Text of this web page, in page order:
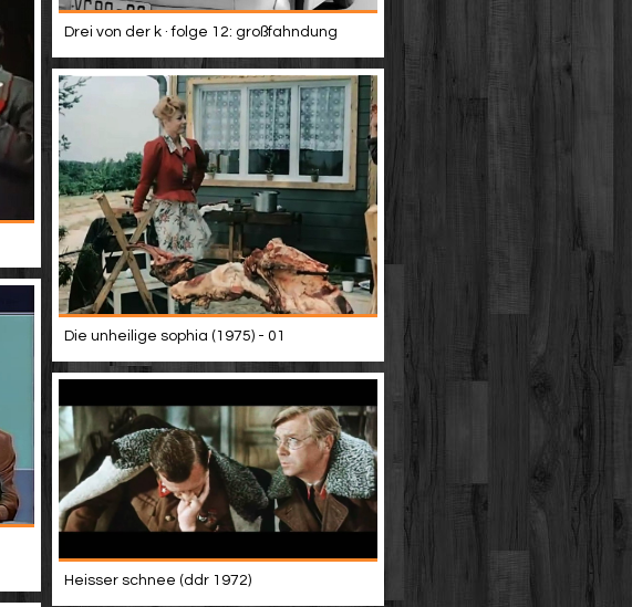
Drei von der k · folge 12: großfahndung
Die unheilige sophia (1975) - 01
Heisser schnee (ddr 1972)